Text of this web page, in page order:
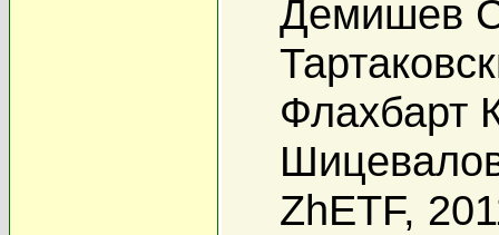
Демишев
Флахбарт
ZhETF,